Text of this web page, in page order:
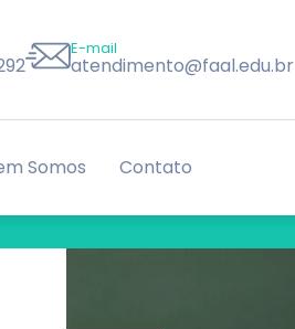
E-mail
atendimento@faal.edu.br
Somos Contato